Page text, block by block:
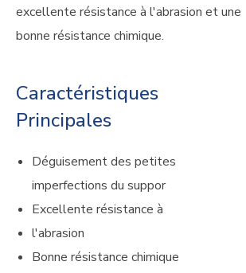
excellente résistance à l'abrasion et une
bonne résistance chimique.
Caractéristiques
Principales
Déguisement des petites
imperfections du suppor
Excellente résistance à
l'abrasion
Bonne résistance chimique